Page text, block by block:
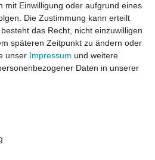
mit Einwilligung oder aufgrund eines
Die Zustimmung kann erteilt
das Recht, nicht einzuwilligen
späteren Zeitpunkt zu ändern oder
unser Impressum und weitere
Daten in unserer